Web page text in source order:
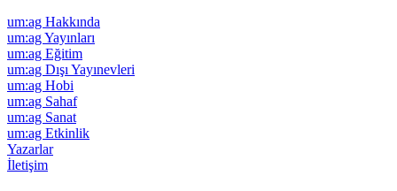
um:ag Hakkında
um:ag Yayınları
um:ag Eğitim
um:ag Dışı Yayınevleri
um:ag Hobi
um:ag Sahaf
um:ag Sanat
um:ag Etkinlik
Yazarlar
İletişim